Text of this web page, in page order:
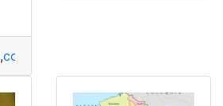
,consumen